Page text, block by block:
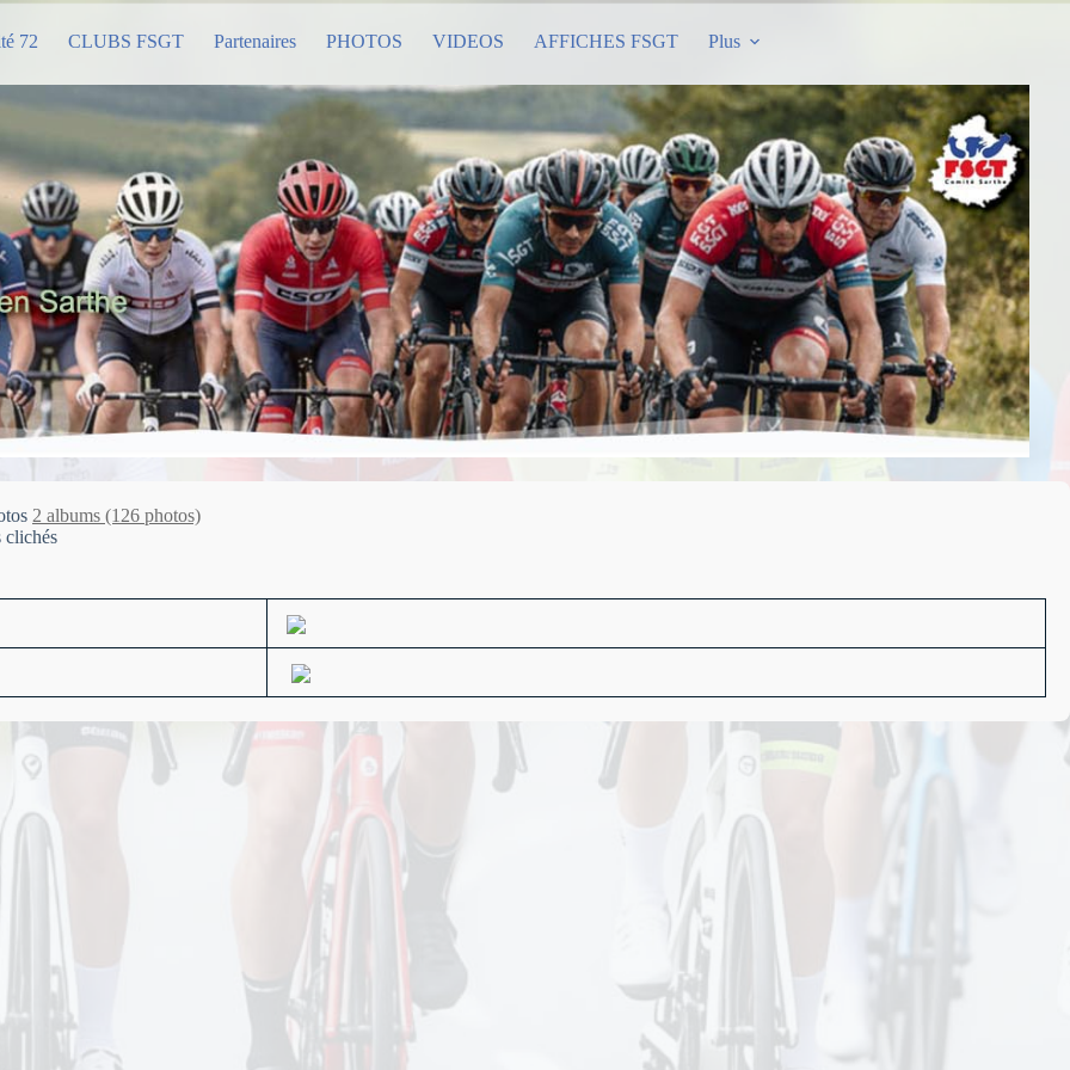
72 CLUBS FSGT Partenaires PHOTOS VIDEOS AFFICHES FSGT Plus
2 albums (126 photos)
clichés